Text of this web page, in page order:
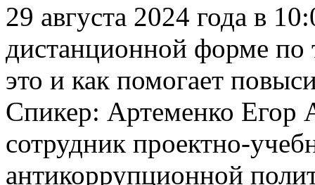
29 августа 2024 года в
дистанционной форме
это и как помогает
Спикер: Артеменко Егор
сотрудник проектно-
антикоррупционной